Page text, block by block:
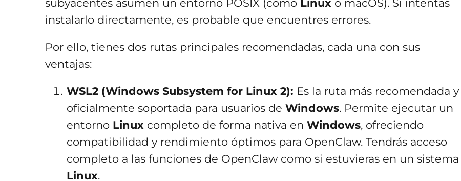
subyacentes asumen un entorno POSIX (como Linux o macOS). Si intentas
instalarlo directamente, es probable que encuentres errores.
Por ello, tienes dos rutas principales recomendadas, cada una con sus
ventajas:
WSL2 (Windows Subsystem for Linux 2): Es la ruta más recomendada y
oficialmente soportada para usuarios de Windows. Permite ejecutar un
entorno Linux completo de forma nativa en Windows, ofreciendo
compatibilidad y rendimiento óptimos para OpenClaw. Tendrás acceso
completo a las funciones de OpenClaw como si estuvieras en un sistema
Linux.